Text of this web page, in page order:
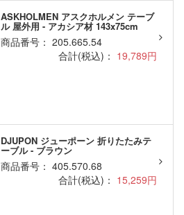
ASKHOLMEN アスクホルメン テーブ
ル 屋外用 - アカシア材 143x75cm
商品番号： 205.665.54
合計(税込)： 19,789円
DJUPON ジューポーン 折りたたみテ
ーブル - ブラウン
商品番号： 405.570.68
合計(税込)： 15,259円